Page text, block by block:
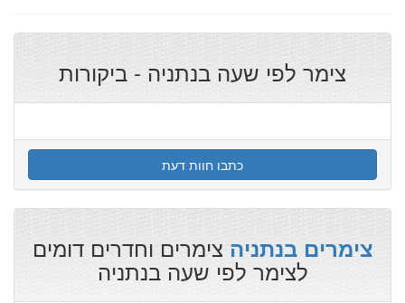
צימר לפי שעה בנתניה - ביקורות
כתבו חוות דעת
צימרים בנתניה צימרים וחדרים דומים
לצימר לפי שעה בנתניה